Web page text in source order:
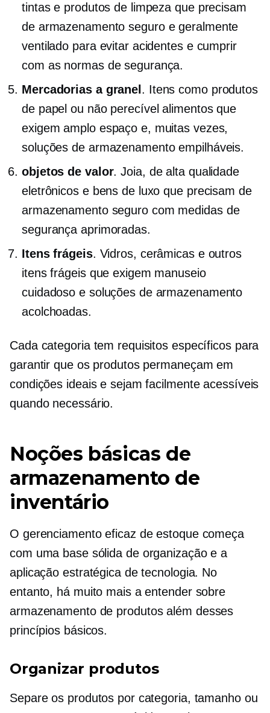
tintas e produtos de limpeza que precisam
de armazenamento seguro e geralmente
ventilado para evitar acidentes e cumprir
com as normas de segurança.
Mercadorias a granel . Itens como produtos
de papel ou não perecível alimentos que
exigem amplo espaço e, muitas vezes,
soluções de armazenamento empilháveis.
objetos de valor. Joia, de alta qualidade
eletrônicos e bens de luxo que precisam de
armazenamento seguro com medidas de
segurança aprimoradas.
Itens frágeis. Vidros, cerâmicas e outros
itens frágeis que exigem manuseio
cuidadoso e soluções de armazenamento
acolchoadas.
Cada categoria tem requisitos específicos para
garantir que os produtos permaneçam em
condições ideais e sejam facilmente acessíveis
quando necessário.
Noções básicas de
armazenamento de
inventário
O gerenciamento eficaz de estoque começa
com uma base sólida de organização e a
aplicação estratégica de tecnologia. No
entanto, há muito mais a entender sobre
armazenamento de produtos além desses
princípios básicos.
Organizar produtos
Separe os produtos por categoria, tamanho ou